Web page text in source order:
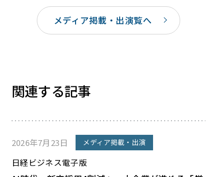
メディア掲載・出演覧へ
関連する記事
2026年7月23日 メディア掲載・出演
日経ビジネス電子版